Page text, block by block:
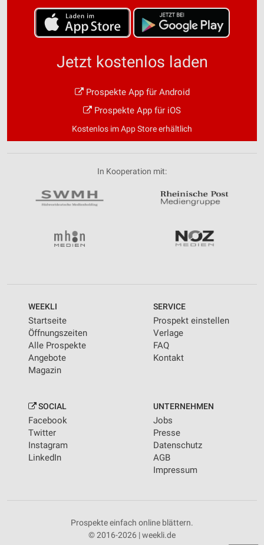
Jetzt kostenlos laden
Prospekte App für Android
Prospekte App für iOS
Kostenlos im App Store erhältlich
In Kooperation mit:
WEEKLI
Startseite
Öffnungszeiten
Alle Prospekte
Angebote
Magazin
SERVICE
Prospekt einstellen
Verlage
FAQ
Kontakt
SOCIAL
Facebook
Twitter
Instagram
LinkedIn
UNTERNEHMEN
Jobs
Presse
Datenschutz
AGB
Impressum
Prospekte einfach online blättern.
© 2016-2026 | weekli.de